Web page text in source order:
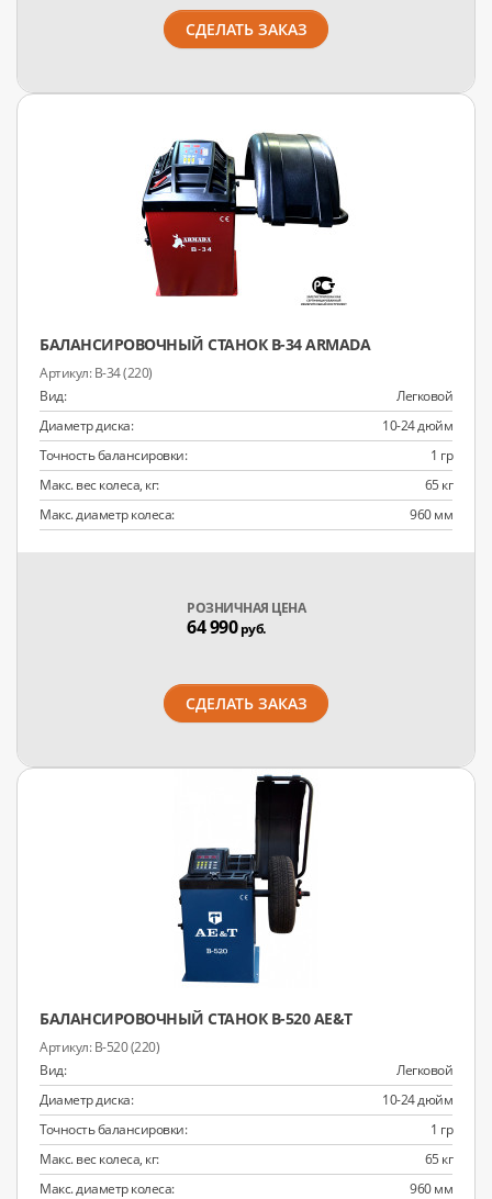
СДЕЛАТЬ ЗАКАЗ
БАЛАНСИРОВОЧНЫЙ СТАНОК B-34 ARMADA
B-34 (220)
Вид:
Легковой
Диаметр диска:
10-24 дюйм
Точность балансировки:
1 гр
Макс. вес колеса, кг:
65 кг
Макс. диаметр колеса:
960 мм
РОЗНИЧНАЯ ЦЕНА
64 990руб.
СДЕЛАТЬ ЗАКАЗ
БАЛАНСИРОВОЧНЫЙ СТАНОК B-520 AE&T
B-520 (220)
Вид:
Легковой
Диаметр диска:
10-24 дюйм
Точность балансировки:
1 гр
Макс. вес колеса, кг:
65 кг
Макс. диаметр колеса:
960 мм